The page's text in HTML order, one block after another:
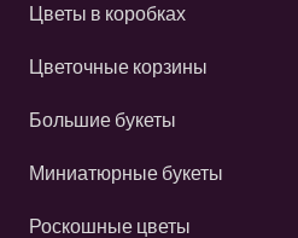
Цветы в коробках
Цветочные корзины
Большие букеты
Миниатюрные букеты
Роскошные цветы